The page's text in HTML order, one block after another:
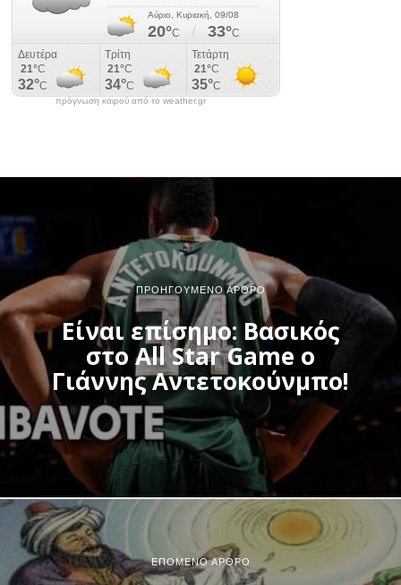
πρόγνωση καιρού από το weather.gr
ΠΡΟΗΓΟΎΜΕΝΟ ΆΡΘΡΟ
Είναι επίσημο: Βασικός
στο All Star Game o
Γιάννης Αντετοκούνμπο!
ΕΠΌΜΕΝΟ ΆΡΘΡΟ